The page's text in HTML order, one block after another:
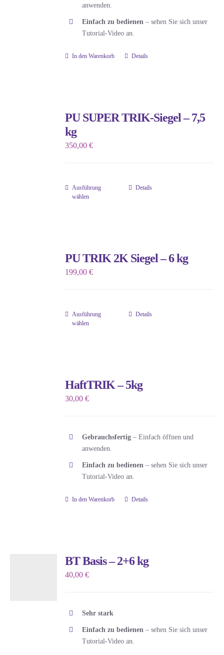
anwenden.
Einfach zu bedienen – sehen Sie sich unser
Tutorial-Video an.
In den Warenkorb Details
PU SUPER TRIK-Siegel – 7,5
kg
350,00€
Ausführung
wählen
Dieses
auf.
auf
Details
PU TRIK 2K Siegel – 6 kg
199,00€
Ausführung
wählen
Dieses
auf.
auf
Produktseite
werden
Details
HaftTRIK – 5kg
30,00€
Gebrauchsfertig– Einfach öffnen und
anwenden.
Einfach zu bedienen – sehen Sie sich unser
Tutorial-Video an.
In den Warenkorb Details
BT Basis – 2+6 kg
40,00€
Sehr stark
Einfach zu bedienen – sehen Sie sich unser
Tutorial-Video an.